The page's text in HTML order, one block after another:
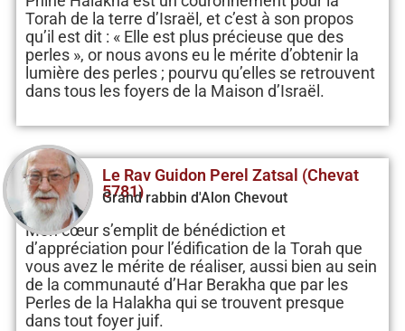
Torah de la terre d’Israël, et c’est à son propos
qu’il est dit : « Elle est plus précieuse que des
perles », or nous avons eu le mérite d’obtenir la
lumière des perles ; pourvu qu’elles se retrouvent
dans tous les foyers de la Maison d’Israël.
Le Rav Guidon Perel Zatsal (Chevat
5781)
Grand rabbin d'Alon Chevout
Mon cœur s’emplit de bénédiction et
d’appréciation pour l’édification de la Torah que
vous avez le mérite de réaliser, aussi bien au sein
de la communauté d’Har Berakha que par les
Perles de la Halakha qui se trouvent presque
dans tout foyer juif.